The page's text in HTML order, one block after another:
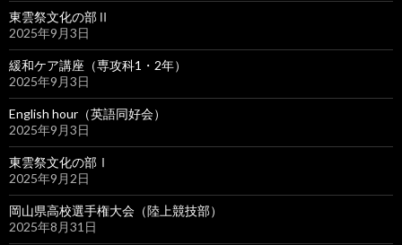
東雲祭文化の部Ⅱ
2025年9月3日
緩和ケア講座（専攻科1・2年）
2025年9月3日
English hour（英語同好会）
2025年9月3日
東雲祭文化の部Ⅰ
2025年9月2日
岡山県高校選手権大会（陸上競技部）
2025年8月31日